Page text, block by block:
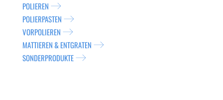
POLIEREN
POLIERPASTEN
VORPOLIEREN
MATTIEREN & ENTGRATEN
SONDERPRODUKTE